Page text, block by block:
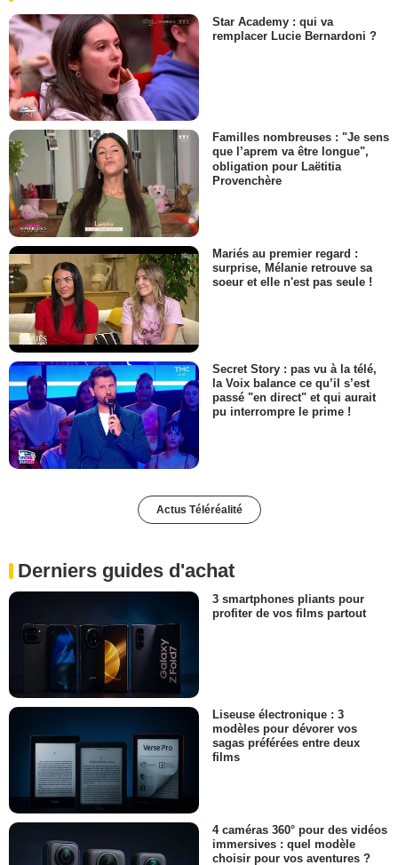
Star Academy : qui va
remplacer Lucie Bernardoni ?
Familles nombreuses : "Je sens
que l’aprem va être longue",
obligation pour Laëtitia
Provenchère
Mariés au premier regard :
surprise, Mélanie retrouve sa
soeur et elle n'est pas seule !
Secret Story : pas vu à la télé,
la Voix balance ce qu’il s’est
passé "en direct" et qui aurait
pu interrompre le prime !
Actus Téléréalité
Derniers guides d'achat
3 smartphones pliants pour
profiter de vos films partout
Liseuse électronique : 3
modèles pour dévorer vos
sagas préférées entre deux
films
4 caméras 360° pour des vidéos
immersives : quel modèle
choisir pour vos aventures ?